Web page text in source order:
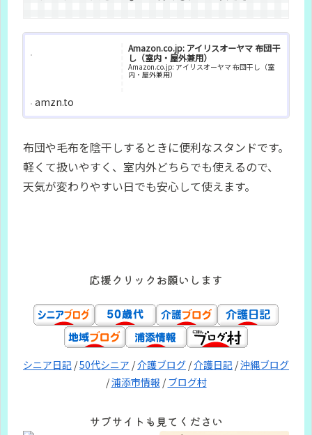
Amazon.co.jp: アイリスオーヤマ 布団干
し（室内・屋外兼用）
Amazon.co.jp: アイリスオーヤマ 布団干し（室
内・屋外兼用）
amzn.to
布団や毛布を陰干しするときに便利なスタンドです。
軽くて扱いやすく、室内外どちらでも使えるので、
天気が変わりやすい日でも安心して使えます。
応援クリックお願いします
シニア日記 /50代シニア /介護ブログ /介護日記 /沖縄ブログ
/浦添市情報 /ブログ村
サブサイトも見てください